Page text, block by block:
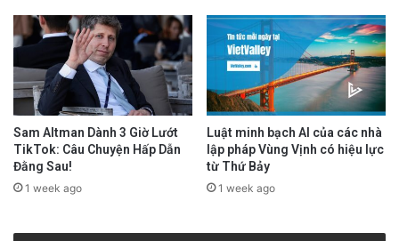
Sam Altman Dành 3 Giờ Lướt
TikTok: Câu Chuyện Hấp Dẫn
Đằng Sau!
1 week ago
Luật minh bạch AI của các nhà
lập pháp Vùng Vịnh có hiệu lực
từ Thứ Bảy
1 week ago